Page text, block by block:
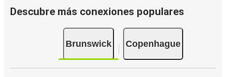
Descubre más conexiones populares
Brunswick Copenhague